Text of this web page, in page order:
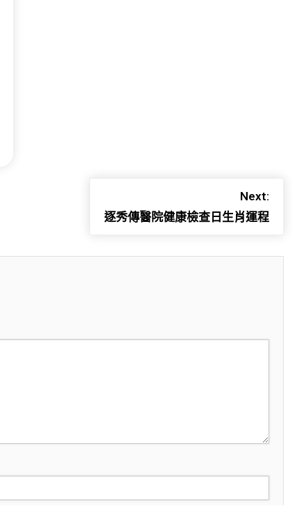
Next:
逐秀傳醫院健康檢查日生肖運程